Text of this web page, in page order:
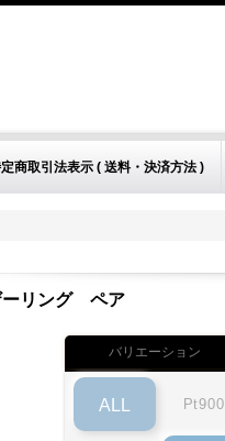
商取引法表示 ( 送料・決済方法 )
リング ペア
バリエーション
ALL Pt900